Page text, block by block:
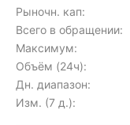
Рыночн. кап:
Всего в обращении:
Максимум:
Объём (24ч):
Дн. диапазон:
Изм. (7 д.):